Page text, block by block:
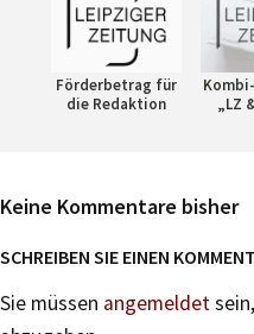
Förderbetrag für
die Redaktion
„LZ
Keine Kommentare bisher
SCHREIBEN SIE EINEN
Sie müssen angemeldet